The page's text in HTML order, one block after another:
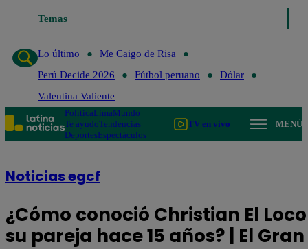
Temas
Lo último
Me Caigo de Risa
Perú Decide 2026
Fútbol peruano
Dólar
Valentina Valiente
PolíticaLimaMundo
Te ayudoTendencias
DeportesEspectáculos
TV en vivo MENÚ
Noticias egcf
¿Cómo conoció Christian El
su pareja hace 15 años? | El